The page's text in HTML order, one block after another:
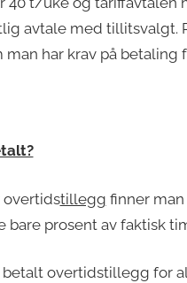
avtale med tillitsvalgt.
har krav på
overtidstillegg finner
bare prosent av faktisk
betalt overtidstillegg for